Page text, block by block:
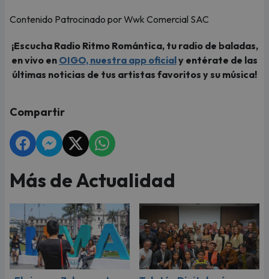
Contenido Patrocinado por Wwk Comercial SAC
¡Escucha Radio Ritmo Romántica, tu radio de baladas,
en vivo en OIGO, nuestra app oficialy entérate de las
últimas noticias de tus artistas favoritos y su música!
Compartir
Más de Actualidad